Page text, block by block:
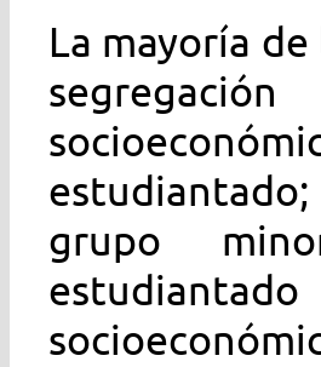
La mayoría
grupo